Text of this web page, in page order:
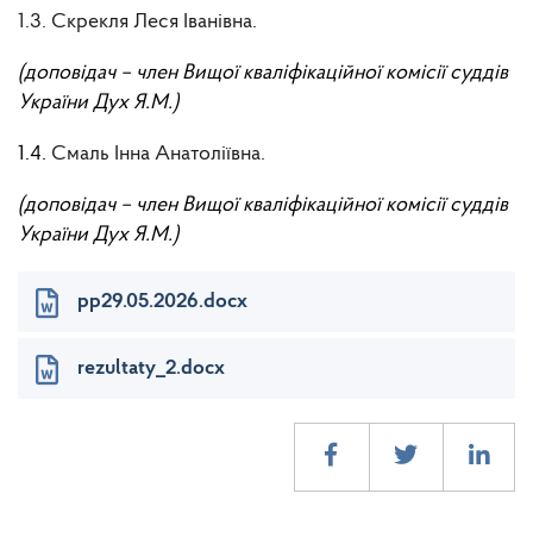
1.3. Скрекля Леся Іванівна.
(доповідач – член Вищої кваліфікаційної комісії суддів
України Дух Я.М.)
1.4. Смаль Інна Анатоліївна.
(доповідач – член Вищої кваліфікаційної комісії суддів
України Дух Я.М.)
pp29.05.2026.docx
rezultaty_2.docx